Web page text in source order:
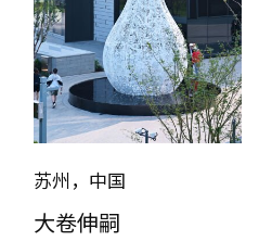
苏州，中国
大卷伸嗣